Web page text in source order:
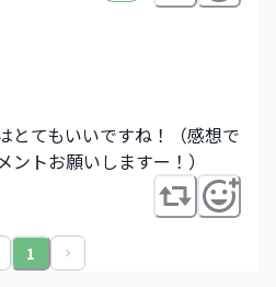
とてもいいですね！（感想で
トお願いしますー！）
1